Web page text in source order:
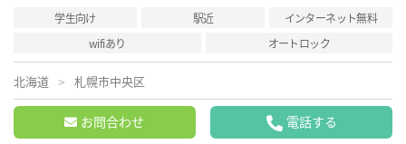
学生向け 駅近
インターネット無料
wifiあり
オートロック
北海道 札幌市中央区
お問合わせ 電話する